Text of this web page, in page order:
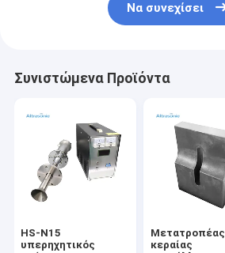
Να συνεχίσει
Συνιστώμενα Προϊόντα
HS-N15
υπερηχητικός
Μετατροπέας
κεραίας